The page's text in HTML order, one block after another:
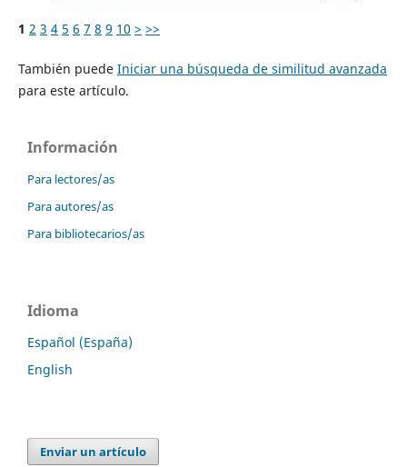
1 2 3 4 5 6 7 8 9 10 > >>
También puede Iniciar una búsqueda de similitud avanzada
para este artículo.
Información
Para lectores/as
Para autores/as
Para bibliotecarios/as
Idioma
Español (España)
English
Enviar un artículo